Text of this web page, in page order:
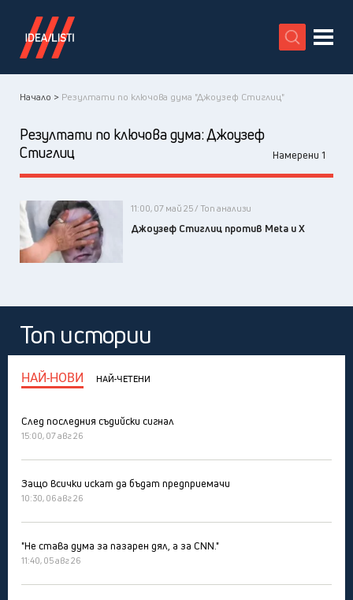
X
Начало > Резултати по ключова дума "Джоузеф Стиглиц"
Резултати по ключова дума:Джоузеф
Стиглиц
Намерени 1
11:00, 07 май 25 / Топ анализи
Джоузеф Стиглиц против Meta и X
Топ истории
НАЙ-НОВИ НАЙ-ЧЕТЕНИ
След последния съдийски сигнал
15:00, 07 авг 26
Защо всички искат да бъдат предприемачи
10:30, 06 авг 26
"Не става дума за пазарен дял, а за CNN."
11:40, 05 авг 26